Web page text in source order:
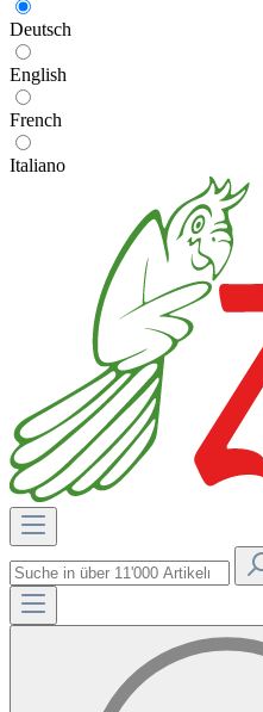
Deutsch
English
French
Italiano